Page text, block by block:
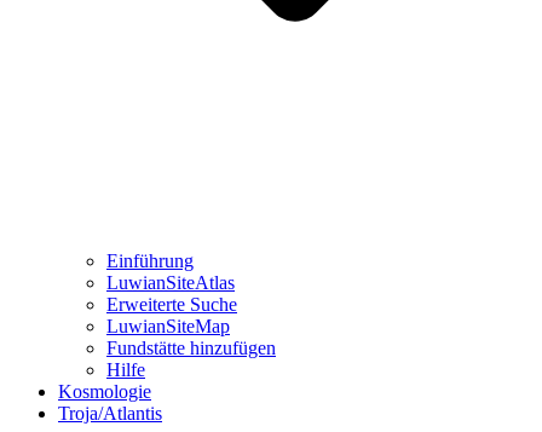
Einführung
LuwianSiteAtlas
Erweiterte Suche
LuwianSiteMap
Fundstätte hinzufügen
Hilfe
Kosmologie
Troja/Atlantis